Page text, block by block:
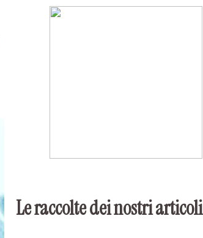
Le raccolte dei nostri articoli